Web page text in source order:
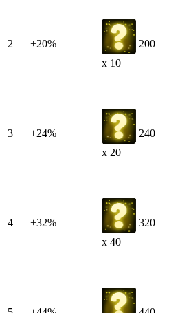
2
+20%
x 10
200
3
+24%
x 20
240
4
+32%
x 40
320